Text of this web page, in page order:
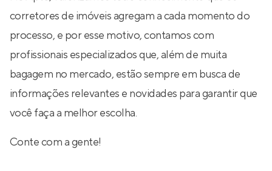
corretores de imóveis agregam a cada momento do
processo, e por esse motivo, contamos com
profissionais especializados que, além de muita
bagagem no mercado, estão sempre em busca de
informações relevantes e novidades para garantir que
você faça a melhor escolha.
Conte com a gente!